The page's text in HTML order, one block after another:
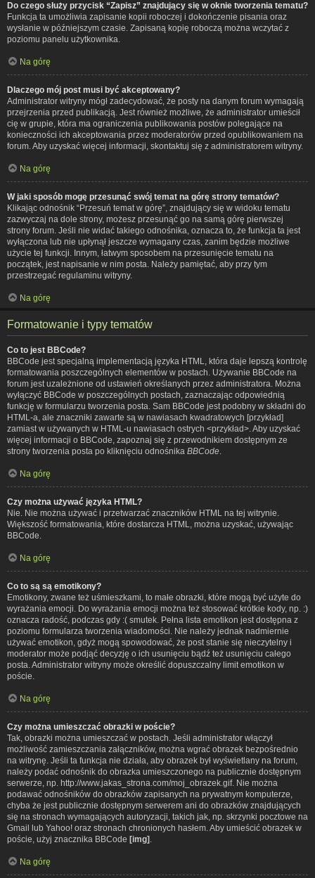
Do czego służy przycisk “Zapisz” znajdujący się w oknie tworzenia tematu?
Funkcja ta umożliwia zapisanie kopii roboczej i dokończenie pisania oraz
wysłanie w późniejszym czasie. Zapisaną kopię roboczą można wczytać z
poziomu panelu użytkownika.
Na górę
Dlaczego mój post musi być akceptowany?
Administrator witryny mógł zadecydować, że posty na danym forum wymagają
przejrzenia przed publikacją. Jest również możliwe, że administrator umieścił
cię w grupie, która ma ograniczenia publikowania postów polegające na
konieczności ich akceptowania przez moderatorów przed opublikowaniem na
forum. Aby uzyskać więcej informacji, skontaktuj się z administratorem witryny.
Na górę
W jaki sposób mogę przesunąć swój temat na górę strony tematów?
Klikając odnośnik “Przesuń temat w górę”, znajdujący się w widoku tematu
zazwyczaj na dole strony, możesz przesunąć go na samą górę pierwszej
strony forum. Jeśli nie widać takiego odnośnika, oznacza to, że funkcja ta jest
wyłączona lub nie upłynął jeszcze wymagany czas, zanim będzie możliwe
użycie tej funkcji. Innym, łatwym sposobem na przesunięcie tematu na
początek, jest napisanie w nim posta. Należy pamiętać, aby przy tym
przestrzegać regulaminu witryny.
Na górę
Formatowanie i typy tematów
Co to jest BBCode?
BBCode jest specjalną implementacją języka HTML, która daje lepszą kontrolę
formatowania poszczególnych elementów w postach. Używanie BBCode na
forum jest uzależnione od ustawień określanych przez administratora. Można
wyłączyć BBCode w poszczególnych postach, zaznaczając odpowiednią
funkcję w formularzu tworzenia posta. Sam BBCode jest podobny w składni do
HTML-a, ale znaczniki zawarte są w nawiasach kwadratowych [przykład]
zamiast w używanych w HTML-u nawiasach ostrych <przykład>. Aby uzyskać
więcej informacji o BBCode, zapoznaj się z przewodnikiem dostępnym ze
strony tworzenia posta po kliknięciu odnośnika BBCode
Na górę
Czy można używać języka HTML?
Nie. Nie można używać i przetwarzać znaczników HTML na tej witrynie.
Większość formatowania, które dostarcza HTML, można uzyskać, używając
BBCode.
Na górę
Co to są są emotikony?
Emotikony, zwane też uśmieszkami, to małe obrazki, które mogą być użyte do
wyrażania emocji. Do wyrażania emocji można też stosować krótkie kody, np. :)
oznacza radość, podczas gdy :( smutek. Pełna lista emotikon jest dostępna z
poziomu formularza tworzenia wiadomości. Nie należy jednak nadmiernie
używać emotikon, gdyż mogą spowodować, że post stanie się nieczytelny i
moderator może podjąć decyzję o ich usunięciu bądź też usunięciu całego
posta. Administrator witryny może określić dopuszczalny limit emotikon w
poście.
Na górę
Czy można umieszczać obrazki w poście?
Tak, obrazki można umieszczać w postach. Jeśli administrator włączył
możliwość zamieszczania załączników, można wgrać obrazek bezpośrednio
na witrynę. Jeśli ta funkcja nie działa, aby obrazek był wyświetlany na forum,
należy podać odnośnik do obrazka umieszczonego na publicznie dostępnym
serwerze, np. http://www.jakas_strona.com/moj_obrazek.gif. Nie można
podawać odnośników do obrazków zapisanych na prywatnym komputerze,
chyba że jest publicznie dostępnym serwerem ani do obrazków znajdujących
się na stronach wymagających autoryzacji, takich jak, np. skrzynki pocztowe na
Gmail lub Yahoo! oraz stronach chronionych hasłem. Aby umieścić obrazek w
poście, użyj znacznika BBCode [img]
Na górę